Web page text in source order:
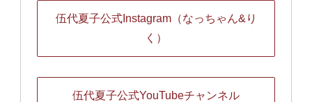
伍代夏子公式Instagram（なっちゃん&り
く）
伍代夏子公式YouTubeチャンネル